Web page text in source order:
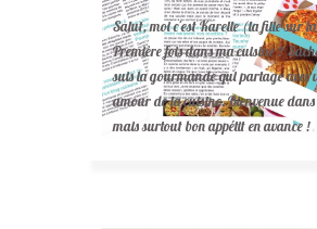
Salut, moi c'est Karelle (la fille sur
Première fois dans ma cuisine ?
suis la gourmande qui partage avec
amour de la cuisine. Bienvenue
mais surtout bon appétit en avance !